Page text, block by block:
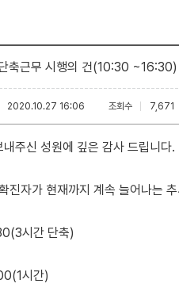
축근무 시행의 건(10:30 ~16:30)
2020.10.27 16:06 조회수 7,671
주신 성원에 깊은 감사 드립니다.
진자가 현재까지 계속 늘어나는
시간 단축)
시간)